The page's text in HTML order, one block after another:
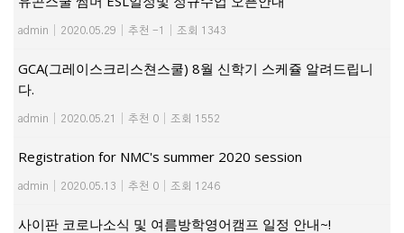
admin 2020.05.29 추천 -1 조회 1343
GCA(그레이스크리스쳔스쿨) 8월 신학기 스케쥴 알려드립니
다.
admin 2020.05.21 추천 0 조회 1552
Registration for NMC's summer 2020 session
admin 2020.05.13 추천 0 조회 1246
사이판 코로나소식 및 여름방학영어캠프 일정 안내~!